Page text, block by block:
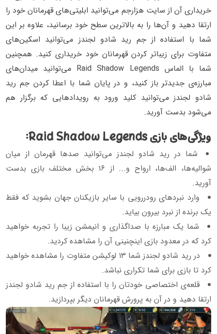
خریداری آن از سایت هزارجم می‌توانید ابلیتی‌های قهرمانان خود را
ارتقا دهید و آن‌ها را به بالاترین سطح خود برسانید، علاوه بر این
شما با استفاده از جم رید شادو لجندز می‌توانید اسکین‌های
متفاوت برای زیباتر کردن قهرمانان خود خریداری کنید. همچنین
شما با الماس Raid Shadow Legends می‌توانید میدان‌های
مبارزه‌ی جدیدتر باز کنید، و در پایان شما با اعطا کردن جم ريد
شادو لجندز می‌توانید کلید ورود به رویدادهایی که برگزار هم
می‌شود بدست آورید.
ویژگی‌های بازی Raid Shadow Legends:
شما در رید شادو لجندز می‌توانید صدها قهرمان از میان
شوالیه‌ها، الف‌ها، ارواح و... از ۱۶ بخش مختلف بازی بدست
آورید‌.
وارد نبردهای رودررویی با سایر بازیکنان جهان بشوید که فقط
یک برنده از نبرد بیرون بیاید.
شما یک مبارزه با صداگذاری و انیمشن زیبا را تجربه خواهید
کرد که در معدود بازی اینچنینی آن را مشاهده کردید.
در رید شادو لجندز شما ۱۳ لوکیشن متفاوت را مشاهده خواهید
کرد تا بازی برای شما تکراری نباشد.
قلعه‌ی اختصاصی خودتان را با استفاده از جم رید شادو لجندز
ارتقا دهید و در آن به پرورش قهرمانان دیگر بپردازید.